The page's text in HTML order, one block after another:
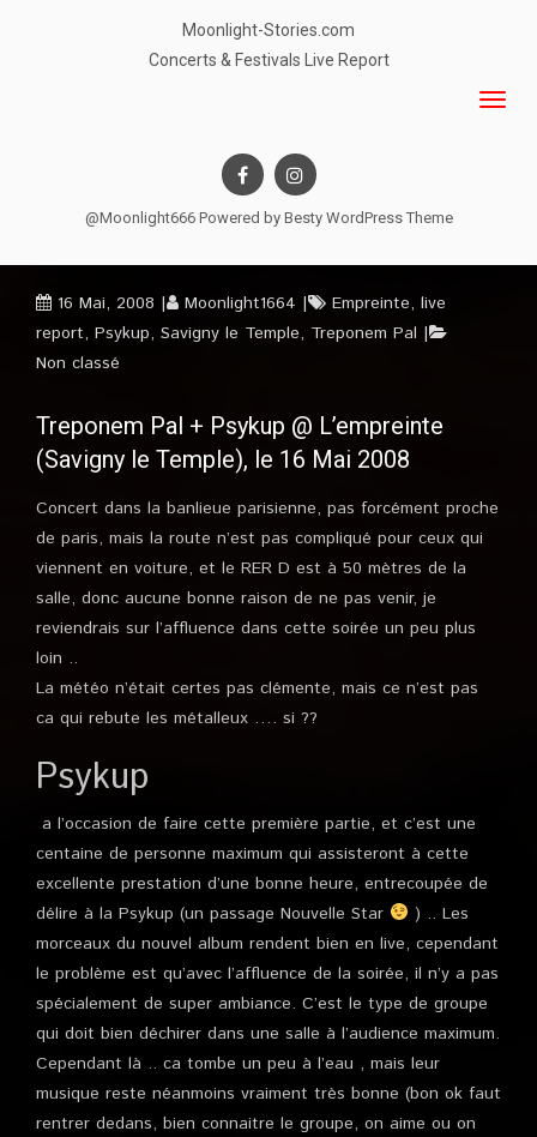
Moonlight-Stories.com
Concerts & Festivals Live Report
@Moonlight666 Powered by Besty WordPress Theme
16 Mai, 2008 Moonlight1664 Empreinte, live
report, Psykup, Savigny le Temple, Treponem Pal
Non classé
Treponem Pal + Psykup @ L’empreinte
(Savigny le Temple), le 16 Mai 2008
Concert dans la banlieue parisienne, pas forcément proche
de paris, mais la route n’est pas compliqué pour ceux qui
viennent en voiture, et le RER D est à 50 mètres de la
salle, donc aucune bonne raison de ne pas venir, je
reviendrais sur l’affluence dans cette soirée un peu plus
loin ..
La météo n’était certes pas clémente, mais ce n’est pas
ca qui rebute les métalleux …. si ??
Psykup
a l’occasion de faire cette première partie, et c’est une
centaine de personne maximum qui assisteront à cette
excellente prestation d’une bonne heure, entrecoupée de
délire à la Psykup (un passage Nouvelle Star
) .. Les
morceaux du nouvel album rendent bien en live, cependant
le problème est qu’avec l’affluence de la soirée, il n’y a pas
spécialement de super ambiance. C’est le type de groupe
qui doit bien déchirer dans une salle à l’audience maximum.
Cependant là .. ca tombe un peu à l’eau , mais leur
musique reste néanmoins vraiment très bonne (bon ok faut
rentrer dedans, bien connaitre le groupe, on aime ou on